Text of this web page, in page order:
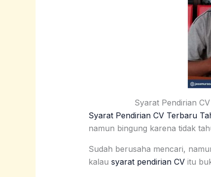
Syarat Pendirian
Syarat Pendirian CV Terbaru
namun bingung karena tidak
Sudah berusaha mencari,
kalau syarat pendirian CVitu